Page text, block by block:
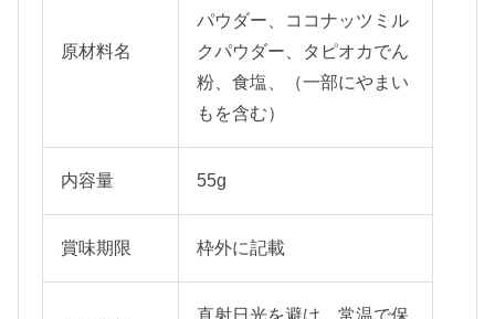
原材料名
パウダー、ココナッツミル
クパウダー、タピオカでん
粉、食塩、（一部にやまい
もを含む）
内容量 55g
賞味期限 枠外に記載
直射日光を避け、常温で保